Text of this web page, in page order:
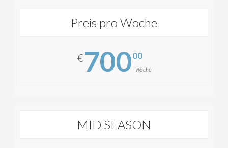
Preis pro Woche
€70000
Woche
MID SEASON